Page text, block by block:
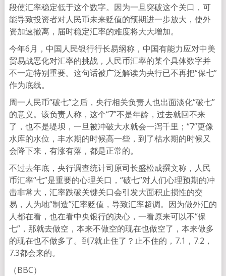
段使汇率稳定低于这个数字。因为一旦突破这个关口，可
能导致投资者对人民币未来贬值的预期进一步放大，使外
资加速撤离，届时稳定汇率的难度将大大增加。
今年6月，中国人民银行行长易纲称，中国有能力应对中美
贸易战恶化对汇率的挑战，人民币汇率的某个具体数字并
不一定特别重要。这句话被广泛解读为央行已不再把“保七”
作为底线。
周一人民币“破七”之后，央行相关负责人也出面淡化“破七”
的意义。该负责人称，这个“7”不是年龄，过去就回不来
了，也不是堤坝，一旦被冲破大水就会一泻千里；“7”更像
水库的水位，丰水期的时候高一些，到了枯水期的时候又
会降下来，有涨有落，都是正常的。
不过去年底，央行调查统计司原司长盛松成撰文称，人民
币汇率“七”是重要的心理关口，“破七”对人们心理预期的冲
击非常大，汇率跌破关键关口会引发大面积止损性的交
易，人为地“制造”汇率贬值，导致汇率超调。因为做外汇的
人都在看，也在看中央银行的决心，一看原来可以不“保
七”，那就去做空，本来不做空的现在也做空了，本来做多
的现在也不做多了。到7就止住了？止不住的，7.1，7.2，
7.3都会来的。
（BBC）